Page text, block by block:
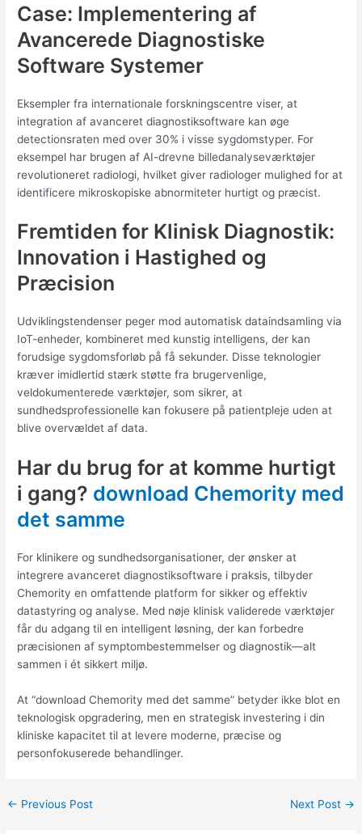
Case: Implementering af
Avancerede Diagnostiske
Software Systemer
Eksempler fra internationale forskningscentre viser, at
integration af avanceret diagnostiksoftware kan øge
detectionsraten med over 30% i visse sygdomstyper. For
eksempel har brugen af AI-drevne billedanalyseværktøjer
revolutioneret radiologi, hvilket giver radiologer mulighed for at
identificere mikroskopiske abnormiteter hurtigt og præcist.
Fremtiden for Klinisk Diagnostik:
Innovation i Hastighed og
Præcision
Udviklingstendenser peger mod automatisk dataindsamling via
IoT-enheder, kombineret med kunstig intelligens, der kan
forudsige sygdomsforløb på få sekunder. Disse teknologier
kræver imidlertid stærk støtte fra brugervenlige,
veldokumenterede værktøjer, som sikrer, at
sundhedsprofessionelle kan fokusere på patientpleje uden at
blive overvældet af data.
Har du brug for at komme hurtigt
i gang? download Chemority med
det samme
For klinikere og sundhedsorganisationer, der ønsker at
integrere avanceret diagnostiksoftware i praksis, tilbyder
Chemority en omfattende platform for sikker og effektiv
datastyring og analyse. Med nøje klinisk validerede værktøjer
får du adgang til en intelligent løsning, der kan forbedre
præcisionen af symptombestemmelser og diagnostik—alt
sammen i ét sikkert miljø.
At “download Chemority med det samme” betyder ikke blot en
teknologisk opgradering, men en strategisk investering i din
kliniske kapacitet til at levere moderne, præcise og
personfokuserede behandlinger.
← Previous Post Next Post →